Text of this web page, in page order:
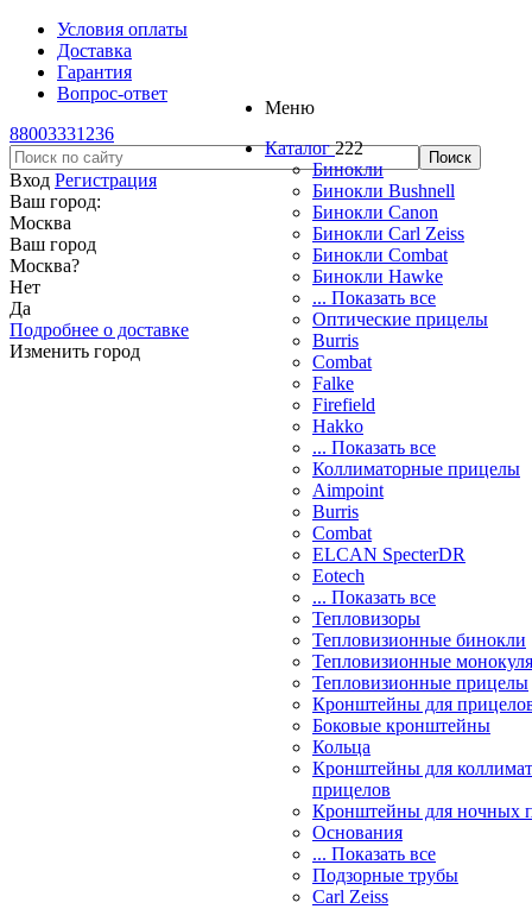
Условия оплаты
Доставка
Гарантия
Вопрос-ответ
88003331236
Вход Регистрация
Ваш город:
Москва
Ваш город
Москва?
Нет
Да
Подробнее о доставке
Изменить город
Меню
Каталог 222
Бинокли
Бинокли Bushnell
Бинокли Canon
Бинокли Carl Zeiss
Бинокли Combat
Бинокли Hawke
... Показать все
Оптические прицелы
Burris
Combat
Falke
Firefield
Hakko
... Показать все
Коллиматорные прицелы
Aimpoint
Burris
Combat
ELCAN SpecterDR
Eotech
... Показать все
Тепловизоры
Тепловизионные бинокли
Тепловизионные
Тепловизионные прицелы
Кронштейны для
Боковые кронштейны
Кольца
Кронштейны для
прицелов
Кронштейны для ночных
Основания
... Показать все
Подзорные трубы
Carl Zeiss